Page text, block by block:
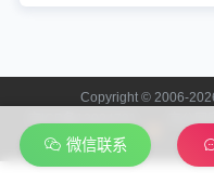
Copyright © 2006-
号-2
微信联系